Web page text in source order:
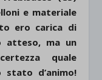
e materiale
ero carica di
atteso, ma un
quale
stato d’animo!